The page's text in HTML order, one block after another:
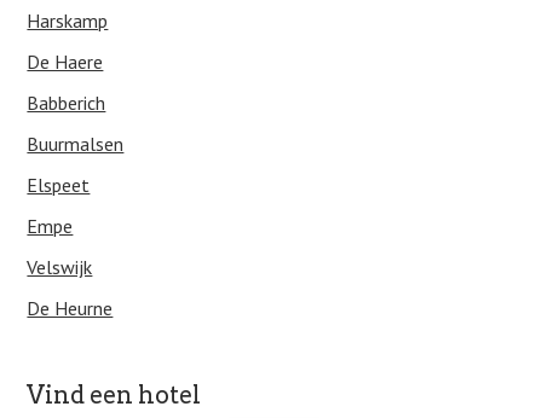
Harskamp
De Haere
Babberich
Buurmalsen
Elspeet
Empe
Velswijk
De Heurne
Vind een hotel